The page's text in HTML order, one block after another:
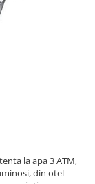
la apa 3 ATM,
din otel